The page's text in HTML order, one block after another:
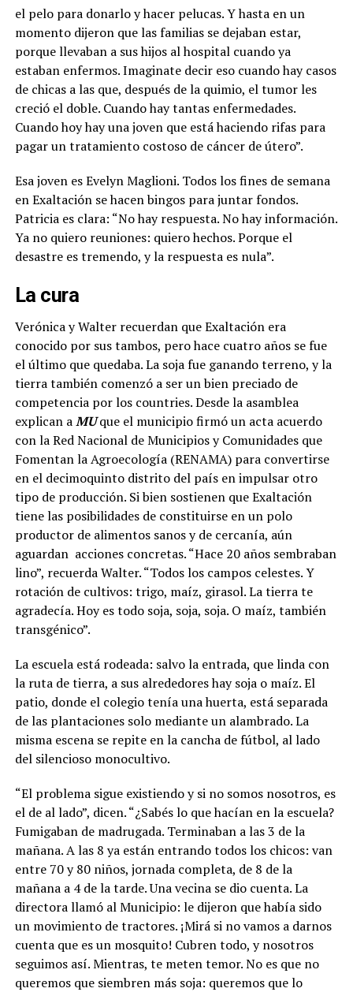
el pelo para donarlo y hacer pelucas. Y hasta en un
momento dijeron que las familias se dejaban estar,
porque llevaban a sus hijos al hospital cuando ya
estaban enfermos. Imaginate decir eso cuando hay casos
de chicas a las que, después de la quimio, el tumor les
creció el doble. Cuando hay tantas enfermedades.
Cuando hoy hay una joven que está haciendo rifas para
pagar un tratamiento costoso de cáncer de útero”.
Esa joven es Evelyn Maglioni. Todos los fines de semana
en Exaltación se hacen bingos para juntar fondos.
Patricia es clara: “No hay respuesta. No hay información.
Ya no quiero reuniones: quiero hechos. Porque el
desastre es tremendo, y la respuesta es nula”.
La cura
Verónica y Walter recuerdan que Exaltación era
conocido por sus tambos, pero hace cuatro años se fue
el último que quedaba. La soja fue ganando terreno, y la
tierra también comenzó a ser un bien preciado de
competencia por los countries. Desde la asamblea
explican aMUque el municipio firmó un acta acuerdo
con la Red Nacional de Municipios y Comunidades que
Fomentan la Agroecología (RENAMA) para convertirse
en el decimoquinto distrito del país en impulsar otro
tipo de producción. Si bien sostienen que Exaltación
tiene las posibilidades de constituirse en un polo
productor de alimentos sanos y de cercanía, aún
aguardan acciones concretas. “Hace 20 años sembraban
lino”, recuerda Walter. “Todos los campos celestes. Y
rotación de cultivos: trigo, maíz, girasol. La tierra te
agradecía. Hoy es todo soja, soja, soja. O maíz, también
transgénico”.
La escuela está rodeada: salvo la entrada, que linda con
la ruta de tierra, a sus alrededores hay soja o maíz. El
patio, donde el colegio tenía una huerta, está separada
de las plantaciones solo mediante un alambrado. La
misma escena se repite en la cancha de fútbol, al lado
del silencioso monocultivo.
“El problema sigue existiendo y si no somos nosotros, es
el de al lado”, dicen. “¿Sabés lo que hacían en la escuela?
Fumigaban de madrugada. Terminaban a las 3 de la
mañana. A las 8 ya están entrando todos los chicos: van
entre 70 y 80 niños, jornada completa, de 8 de la
mañana a 4 de la tarde. Una vecina se dio cuenta. La
directora llamó al Municipio: le dijeron que había sido
un movimiento de tractores. ¡Mirá si no vamos a darnos
cuenta que es un mosquito! Cubren todo, y nosotros
seguimos así. Mientras, te meten temor. No es que no
queremos que siembren más soja: queremos que lo